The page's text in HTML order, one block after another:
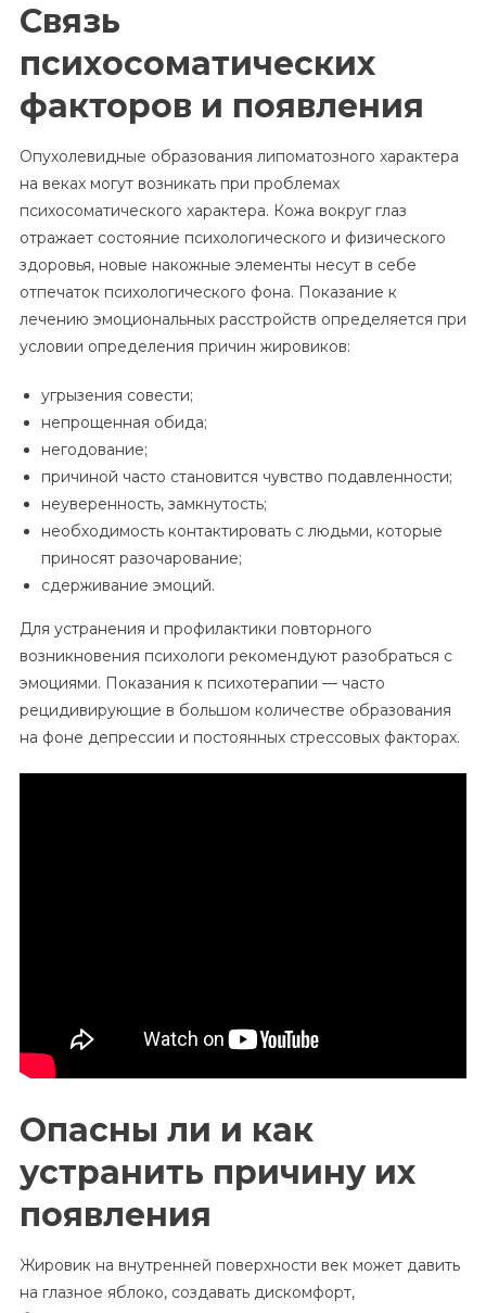
Связь
психосоматических
факторов и появления
Опухолевидные образования липоматозного характера
на веках могут возникать при проблемах
психосоматического характера. Кожа вокруг глаз
отражает состояние психологического и физического
здоровья, новые накожные элементы несут в себе
отпечаток психологического фона. Показание к
лечению эмоциональных расстройств определяется при
условии определения причин жировиков:
угрызения совести;
непрощенная обида;
негодование;
причиной часто становится чувство подавленности;
неуверенность, замкнутость;
необходимость контактировать с людьми, которые
приносят разочарование;
сдерживание эмоций.
Для устранения и профилактики повторного
возникновения психологи рекомендуют разобраться с
эмоциями. Показания к психотерапии — часто
рецидивирующие в большом количестве образования
на фоне депрессии и постоянных стрессовых факторах.
Опасны ли и как
устранить причину их
появления
Жировик на внутренней поверхности век может давить
на глазное яблоко, создавать дискомфорт,